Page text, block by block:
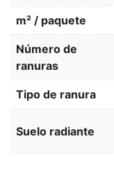
m² / paquete
Número de
ranuras
Tipo de ranura
Suelo radiante